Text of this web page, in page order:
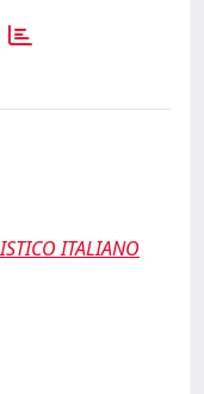
ITALIANO